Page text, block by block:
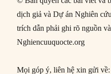
dịch giả và Dự án Nghiên
trích dẫn phải ghi rõ nguồn
Nghiencuuquocte.org
Mọi góp ý, liên hệ xin gửi